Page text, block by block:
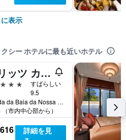
表示
シー ホテルに最も近いホテル
ザ リッツ カールトン マカオ
すばらしい
9.5
Estrada da Baia da Nossa Senhora da, Esperanca, Cotai, 853, マカオ
市内中心部から）
詳細を見